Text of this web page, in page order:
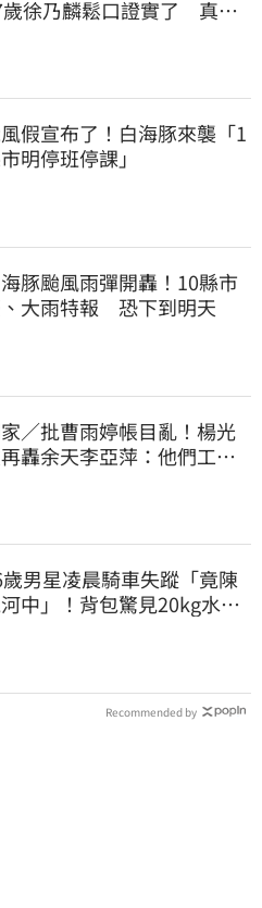
歲徐乃麟鬆口證實了 真實
假宣布了！白海豚來襲「1
明停班停課」
豚颱風雨彈開轟！10縣市
大雨特報 恐下到明天
／批曹雨婷帳目亂！楊光
轟余天李亞萍：他們工會
男星凌晨騎車失蹤「竟陳
中」！背包驚見20kg水泥
Recommended by